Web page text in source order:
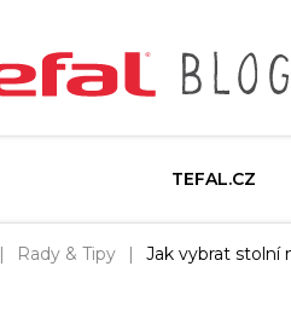
TEFAL.CZ
Rady & Tipy Jak vybrat stolní